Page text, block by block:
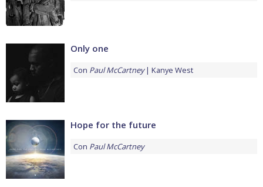
Only one
Con Paul McCartney Kanye West
Hope for the future
Con Paul McCartney